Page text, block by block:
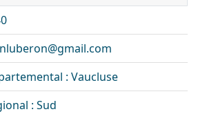
: Vaucluse
: Sud